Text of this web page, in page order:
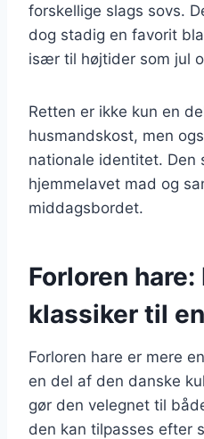
forskellige slags sovs.
dog stadig en favorit
især til højtider som jul
Retten er ikke kun en
husmandskost, men
nationale identitet. Den
hjemmelavet mad og
middagsbordet.
Forloren
klassiker til
Forloren hare er mere
en del af den danske
gør den velegnet til
den kan tilpasses efter